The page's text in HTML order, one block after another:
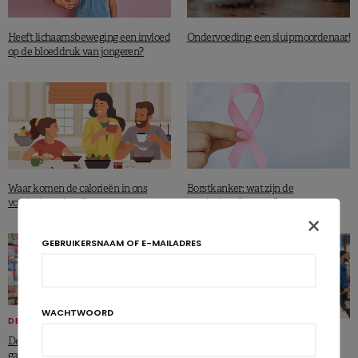
Heeft lichaamsbeweging een invloed
op de bloeddruk van jongeren?
Ondervoeding: een sluipmoordenaar!
Waar komen de calorieën in ons
voedsel vandaan?
Borstkanker: wat zijn de
overlevingsfactoren?
DELHAIZE
De Nutri-Score wordt aangepast: wat
gaat er veranderen?
×
GEBRUIKERSNAAM OF E-MAILADRES
WACHTWOORD